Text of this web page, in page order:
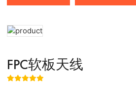
FPC软板天线